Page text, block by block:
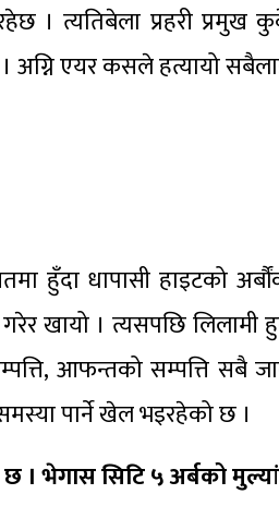
। त्यतिबेला प्रहरी प्रमुख
अग्नि एयर कसले हत्यायो
हुँदा धापासी हाइटको
खायो । त्यसपछि लिलामी
सम्पत्ति, आफन्तको सम्पत्ति
पार्ने खेल भइरहेको छ ।
। भेगास सिटि ५ अर्बको